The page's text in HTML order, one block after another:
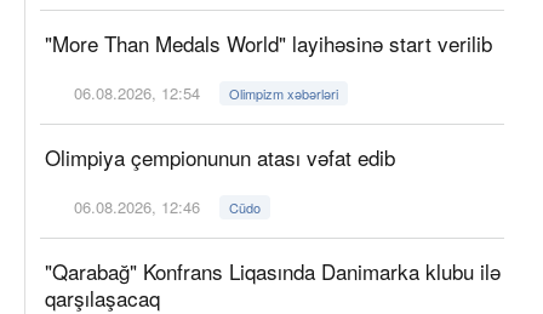
"More Than Medals World" layihəsinə start verilib
06.08.2026, 12:54 Olimpizm xəbərləri
Olimpiya çempionunun atası vəfat edib
06.08.2026, 12:46 Cüdo
"Qarabağ" Konfrans Liqasında Danimarka klubu ilə
qarşılaşacaq